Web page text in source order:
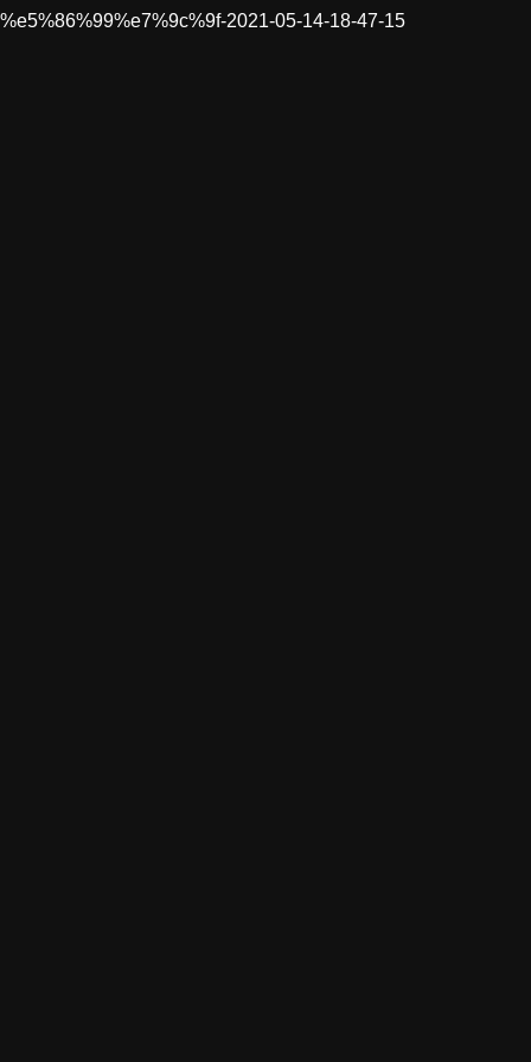
%e5%86%99%e7%9c%9f-2021-05-14-18-47-15